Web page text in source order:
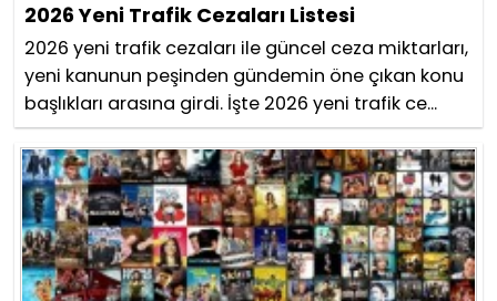
2026 Yeni Trafik Cezaları Listesi
2026 yeni trafik cezaları ile güncel ceza miktarları,
yeni kanunun peşinden gündemin öne çıkan konu
başlıkları arasına girdi. İşte 2026 yeni trafik ce...